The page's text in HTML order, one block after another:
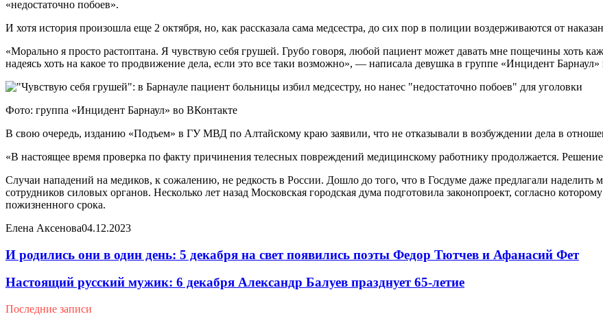
«недостаточно побоев».
И хотя история произошла еще 2 октября, но, как рассказала сама медсестра, до сих пор в полиции воздерживаются от
«Морально я просто растоптана. Я чувствую себя грушей. Грубо говоря, любой пациент может давать мне пощечины хоть
надеясь хоть на какое то продвижение дела, если это все таки возможно», — написала девушка в группе «Инцидент
Фото: группа «Инцидент Барнаул» во ВКонтакте
В свою очередь, изданию «Подъем» в ГУ МВД по Алтайскому краю заявили, что не отказывали в возбуждении дела в
«В настоящее время проверка по факту причинения телесных повреждений медицинскому работнику продолжается.
Случаи нападений на медиков, к сожалению, не редкость в России. Дошло до того, что в Госдуме даже предлагали наделить
сотрудников силовых органов. Несколько лет назад Московская городская дума подготовила законопроект, согласно
пожизненного срока.
Елена Аксенова04.12.2023
И родились они в один день: 5 декабря на свет появились поэты Федор Тютчев и Афанасий Фет
Настоящий русский мужик: 6 декабря Александр Балуев празднует 65-летие
Последние записи